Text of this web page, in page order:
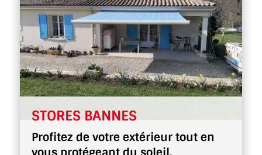
STORES BANNES
Profitez de votre extérieur tout en